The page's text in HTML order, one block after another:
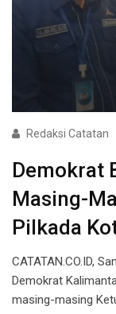
Redaksi Catatan
Demokrat
Masing-
Pilkada
CATATAN.CO.ID,
Demokrat
masing-masing